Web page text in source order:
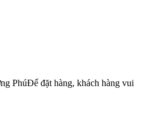
PhúĐể đặt hàng, khách hàng vui